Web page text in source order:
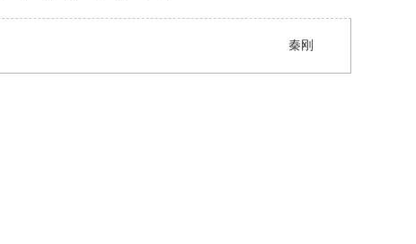
自媒主播 社团公益 三农研究
秦刚